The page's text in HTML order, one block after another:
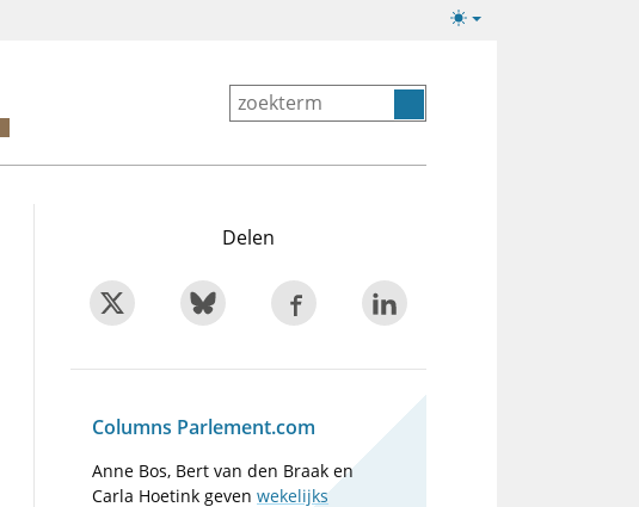
Lichte/donkere
Delen
Columns Parlement.com
Anne Bos, Bert van den Braak en
Carla Hoetink gevenwekelijks